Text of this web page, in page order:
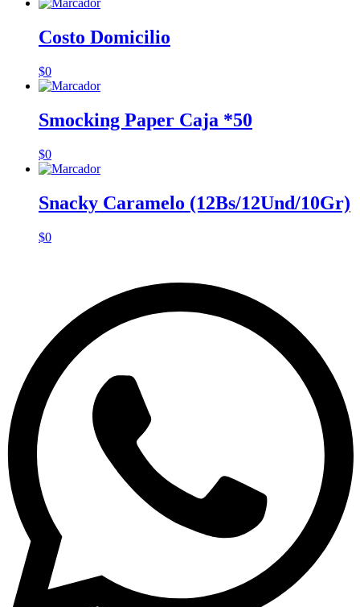
Costo Domicilio
$0
Smocking Paper Caja *50
$0
Snacky Caramelo (12Bs/12Und/10Gr)
$0